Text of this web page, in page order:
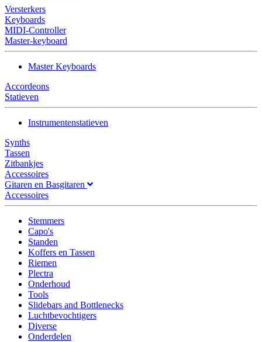
Versterkers
Keyboards
MIDI-Controller
Master-keyboard
Master Keyboards
Accordeons
Statieven
Instrumentenstatieven
Synths
Tassen
Zitbankjes
Accessoires
Gitaren en Basgitaren
Accessoires
Stemmers
Capo's
Standen
Koffers en Tassen
Riemen
Plectra
Onderhoud
Tools
Slidebars and Bottlenecks
Luchtbevochtigers
Diverse
Onderdelen